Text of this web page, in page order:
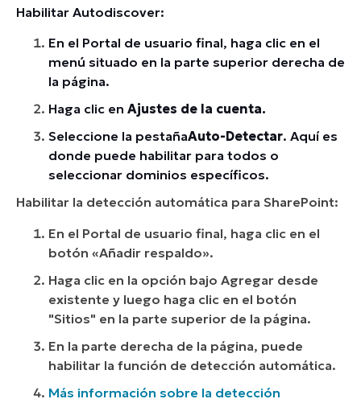
Habilitar Autodiscover:
En el Portal de usuario final, haga clic en el
menú situado en la parte superior derecha de
la página.
Haga clic en Ajustes de la cuenta.
Seleccione la pestañaAuto-Detectar. Aquí es
donde puede habilitar para todos o
seleccionar dominios específicos.
Habilitar la detección automática para SharePoint:
En el Portal de usuario final, haga clic en el
botón «Añadir respaldo».
Haga clic en la opción bajo Agregar desde
existente y luego haga clic en el botón
"Sitios" en la parte superior de la página.
En la parte derecha de la página, puede
habilitar la función de detección automática.
Más información sobre la detección